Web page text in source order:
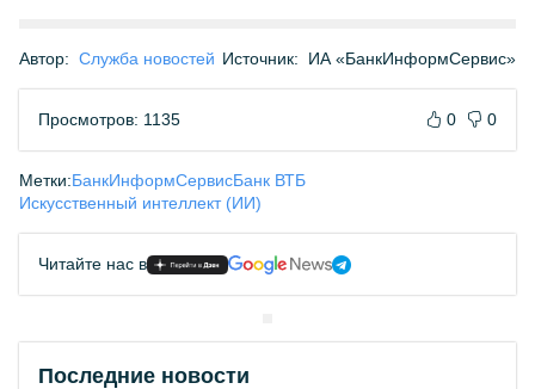
Автор: Служба новостей Источник: ИА «БанкИнформСервис»
Просмотров: 1135 0 0
Метки:БанкИнформСервисБанк ВТБ
Искусственный интеллект (ИИ)
Читайте нас в
Последние новости